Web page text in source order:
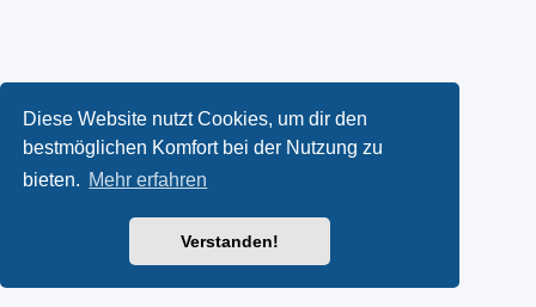
Diese Website nutzt Cookies, um dir den
bestmöglichen Komfort bei der Nutzung zu
bieten. Mehr erfahren
Verstanden!